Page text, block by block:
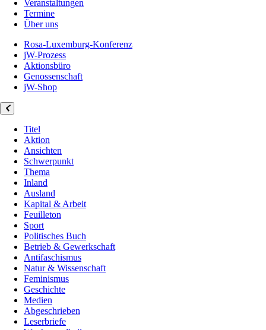
Veranstaltungen
Termine
Über uns
Rosa-Luxemburg-Konferenz
jW-Prozess
Aktionsbüro
Genossenschaft
jW-Shop
Titel
Aktion
Ansichten
Schwerpunkt
Thema
Inland
Ausland
Kapital & Arbeit
Feuilleton
Sport
Politisches Buch
Betrieb & Gewerkschaft
Antifaschismus
Natur & Wissenschaft
Feminismus
Geschichte
Medien
Abgeschrieben
Leserbriefe